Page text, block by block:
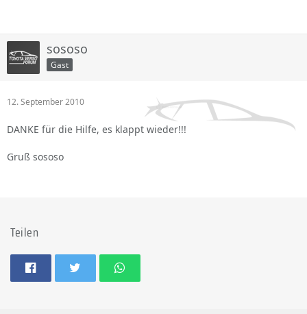
sososo
Gast
12. September 2010
DANKE für die Hilfe, es klappt wieder!!!
Gruß sososo
Teilen